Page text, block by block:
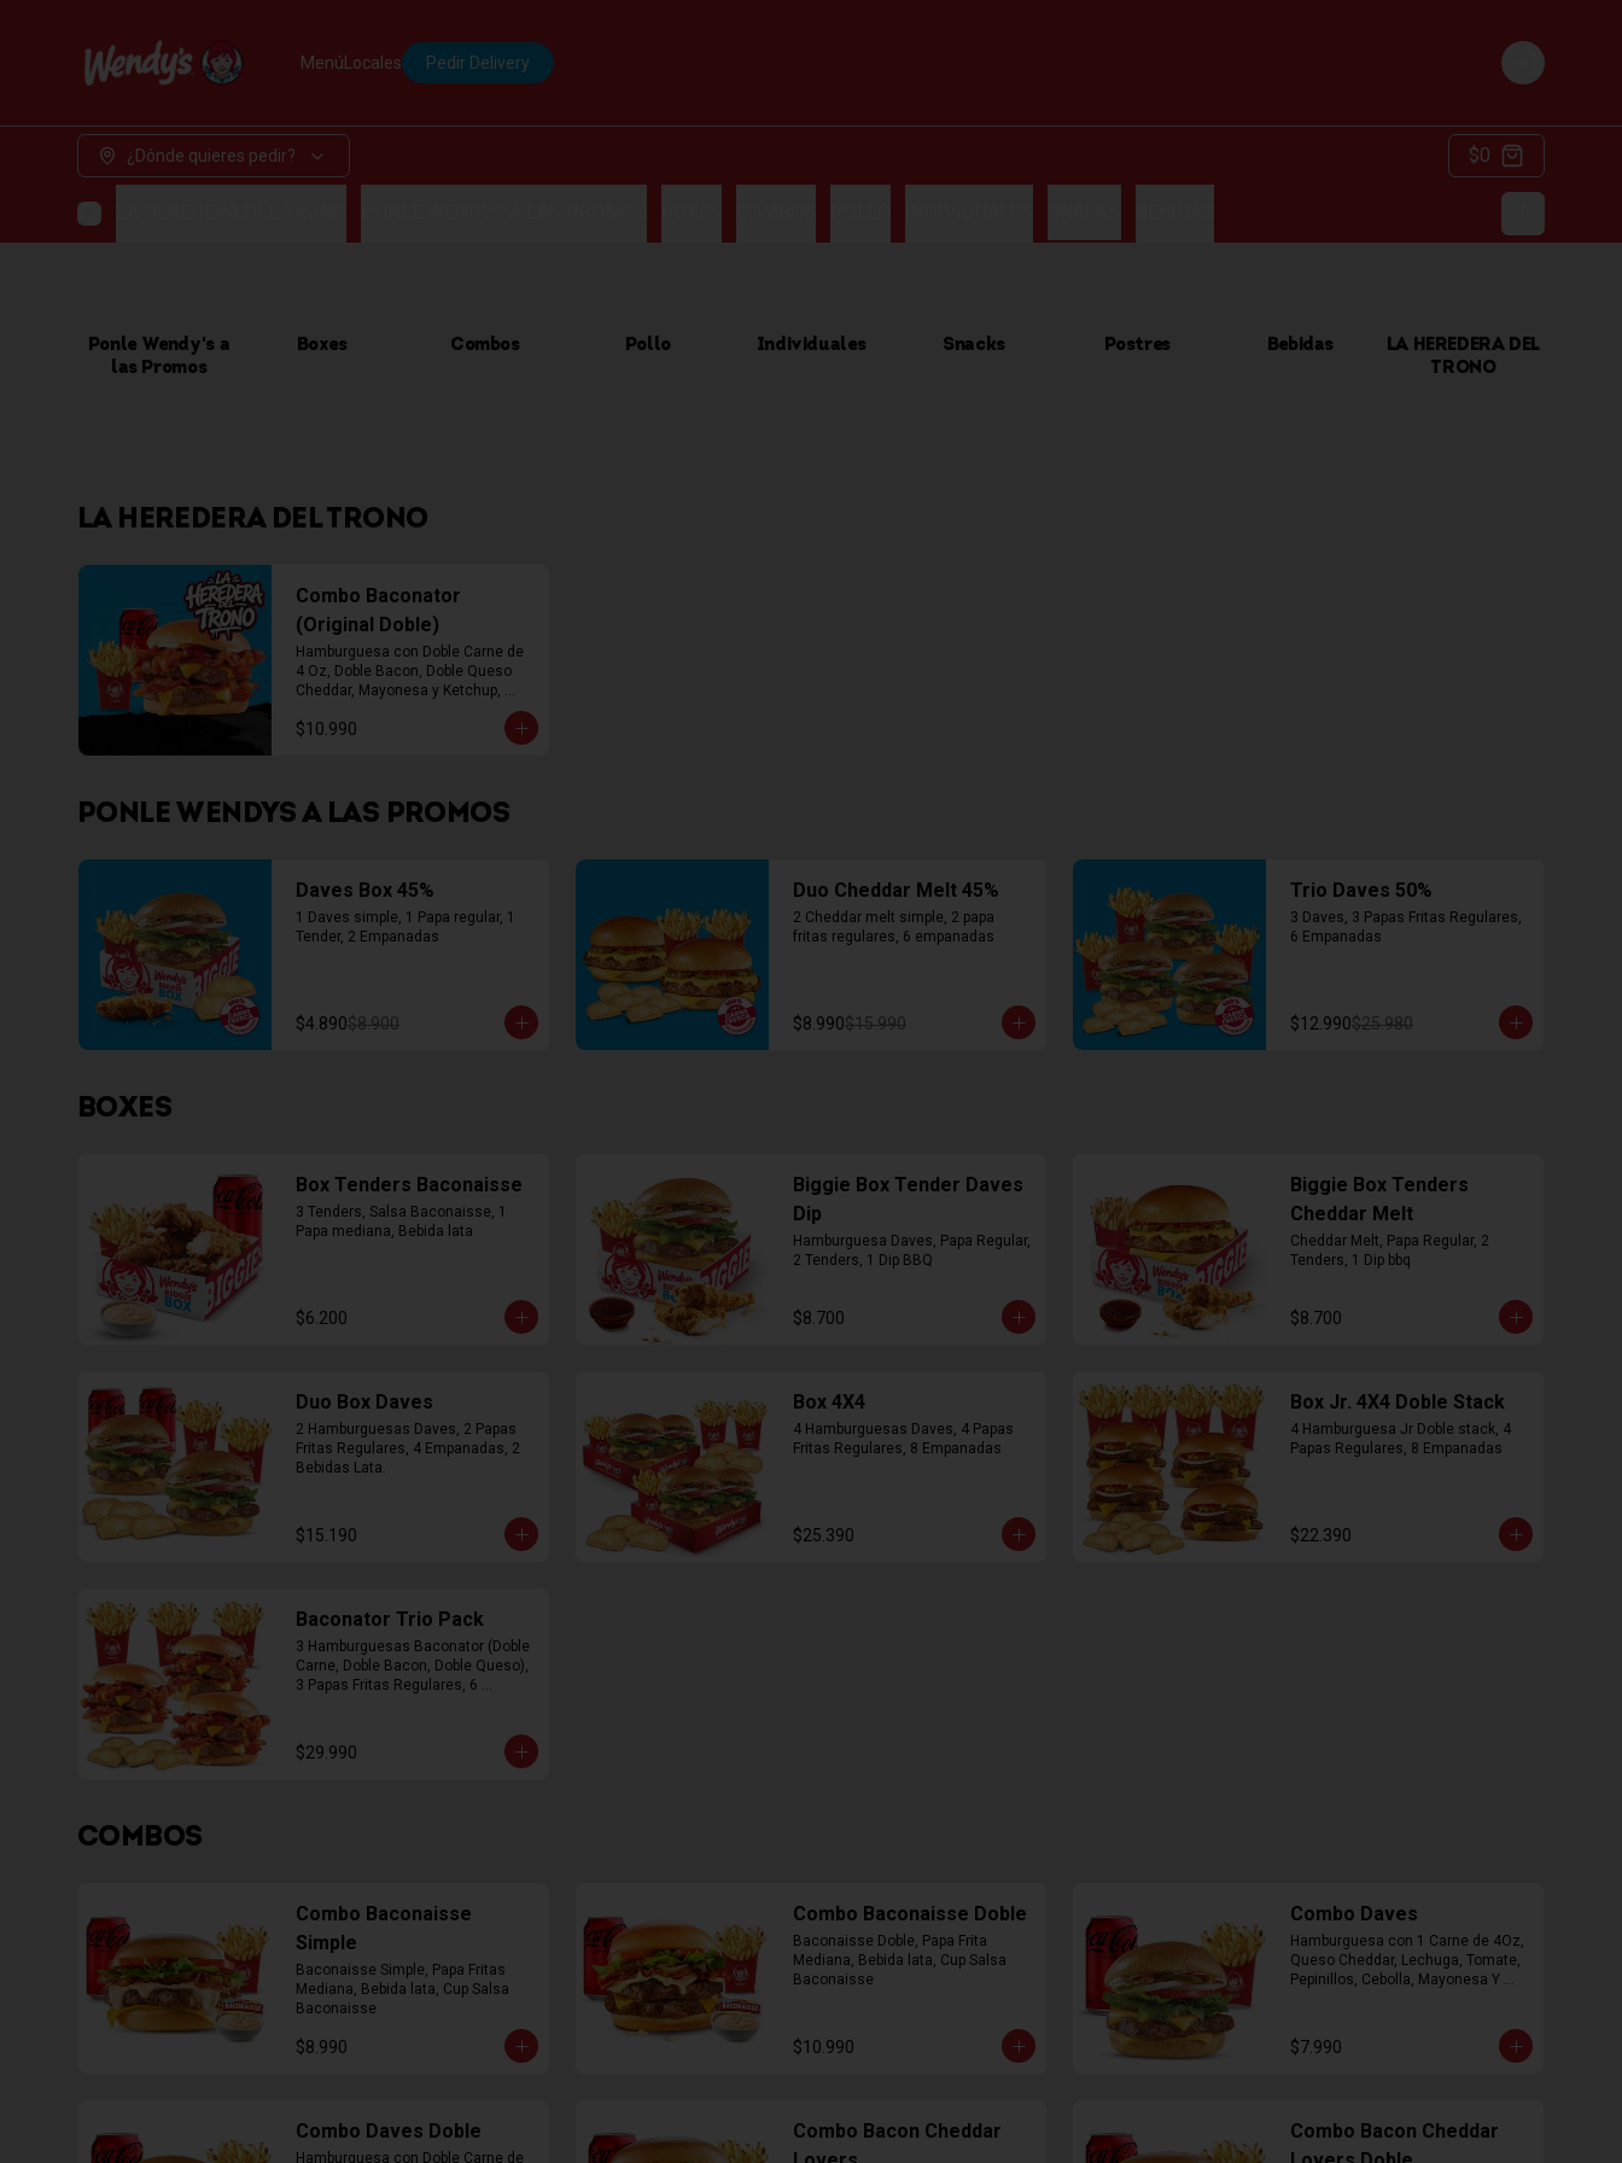
Menú Locales Pedir Delivery
Login
¿Dónde quieres pedir? $0
Ponle Wendy's a
las Promos
Boxes Combos Pollo Individuales Snacks Postres Bebidas
LA HEREDERA DEL
TRONO
LA HEREDERA DEL TRONO
Combo Baconator
(Original Doble)
Hamburguesa con Doble Carne de
4 Oz, Doble Bacon, Doble Queso
Cheddar, Mayonesa y Ketchup,
Papas Fritas Mediana, Bebida Lata
$10.990
PONLE WENDYS A LAS PROMOS
Daves Box 45%
1 Daves simple, 1 Papa regular, 1
Tender, 2 Empanadas
$4.890$8.900
Duo Cheddar Melt 45%
2 Cheddar melt simple, 2 papa
fritas regulares, 6 empanadas
$8.990$15.990
Trio Daves 50%
3 Daves, 3 Papas Fritas Regulares,
6 Empanadas
$12.990$25.980
BOXES
Box Tenders Baconaisse
3 Tenders, Salsa Baconaisse, 1
Papa mediana, Bebida lata
$6.200
Biggie Box Tender Daves
Dip
Hamburguesa Daves, Papa Regular,
2 Tenders, 1 Dip BBQ
$8.700
Biggie Box Tenders
Cheddar Melt
Cheddar Melt, Papa Regular, 2
Tenders, 1 Dip bbq
$8.700
Duo Box Daves
2 Hamburguesas Daves, 2 Papas
Fritas Regulares, 4 Empanadas, 2
Bebidas Lata.
$15.190
Box 4X4
4 Hamburguesas Daves, 4 Papas
Fritas Regulares, 8 Empanadas
$25.390
Box Jr. 4X4 Doble Stack
4 Hamburguesa Jr Doble stack, 4
Papas Regulares, 8 Empanadas
$22.390
Baconator Trio Pack
3 Hamburguesas Baconator (Doble
Carne, Doble Bacon, Doble Queso),
3 Papas Fritas Regulares, 6
$29.990
COMBOS
Combo Baconaisse
Simple
Baconaisse Simple, Papa Fritas
Mediana, Bebida lata, Cup Salsa
Baconaisse
$8.990
Combo Baconaisse Doble
Baconaisse Doble, Papa Frita
Mediana, Bebida lata, Cup Salsa
Baconaisse
$10.990
Combo Daves
Hamburguesa con 1 Carne de 4Oz,
Queso Cheddar, Lechuga, Tomate,
Pepinillos, Cebolla, Mayonesa Y
$7.990
Combo Daves Doble
Hamburguesa con Doble Carne de
Combo Bacon Cheddar
Combo Bacon Cheddar